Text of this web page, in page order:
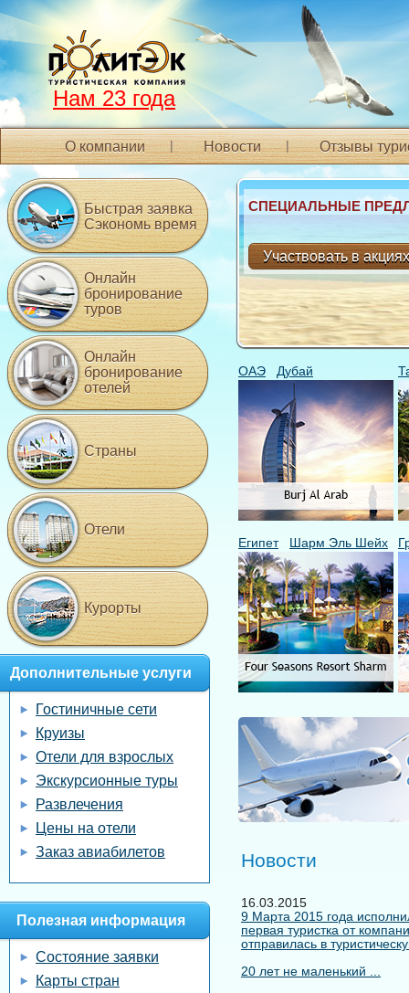
Нам 23 года
О компании Новости Отзывы
СПЕЦИАЛЬНЫЕ
Участвовать в акциях
ОАЭ Дубай
Египет Шарм Эль Шейх
Новости
16.03.2015
9 Марта 2015 года
первая туристка от
отправилась в
20 лет не маленький ...
Быстрая заявка
Сэкономь время
Онлайн
бронирование
туров
Онлайн
бронирование
отелей
Страны
Отели
Курорты
Дополнительные услуги
Гостиничные сети
Круизы
Отели для взрослых
Экскурсионные туры
Развлечения
Цены на отели
Заказ авиабилетов
Полезная информация
Состояние заявки
Карты стран